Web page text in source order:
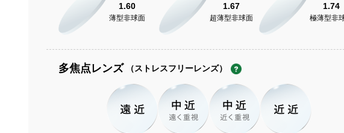
1.60
薄型非球面
1.67
超薄型非球面
1.74
極薄型非
多焦点レンズ （ストレスフリーレンズ）